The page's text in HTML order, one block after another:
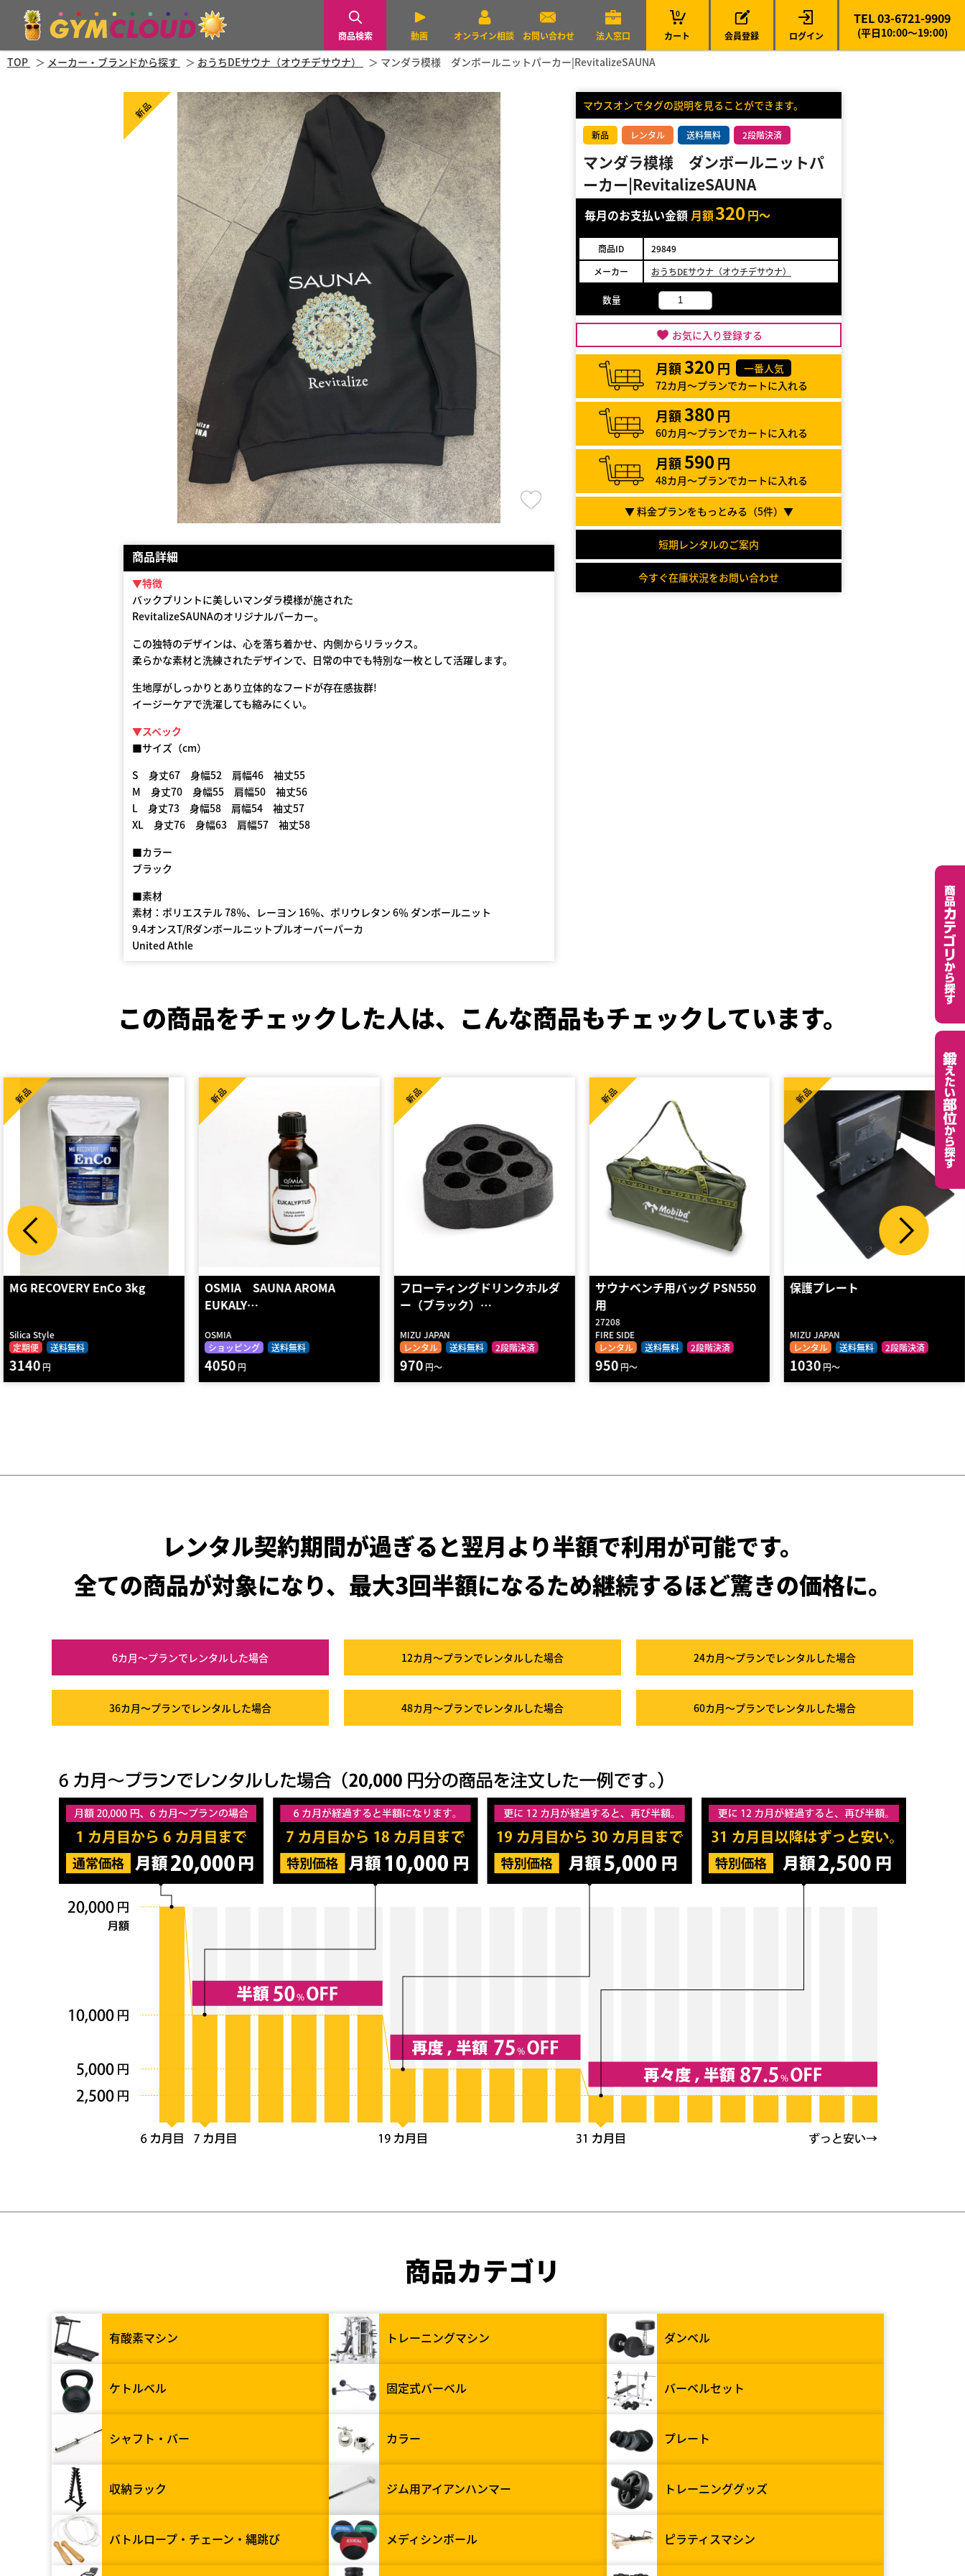
商品検索 動画 オンライン相談 お問い合わせ 法人窓口 カート
0
会員登録 ログイン
TEL 03-6721-9909
(平日10:00～19:00)
TOP メーカー・ブランドから探す おうちDEサウナ（オウチデサウナ） マンダラ模様 ダンボールニットパーカー|RevitalizeSAUNA
新品
商品詳細
▼特徴
バックプリントに美しいマンダラ模様が施された
RevitalizeSAUNAのオリジナルパーカー。
この独特のデザインは、心を落ち着かせ、内側からリラックス。
柔らかな素材と洗練されたデザインで、日常の中でも特別な一枚として活躍します。
生地厚がしっかりとあり立体的なフードが存在感抜群!
イージーケアで洗濯しても縮みにくい。
▼スペック
■サイズ（cm）
S 身丈67 身幅52 肩幅46 袖丈55
M 身丈70 身幅55 肩幅50 袖丈56
L 身丈73 身幅58 肩幅54 袖丈57
XL 身丈76 身幅63 肩幅57 袖丈58
■カラー
ブラック
■素材
素材：ポリエステル 78％、レーヨン 16％、ポリウレタン 6％ ダンボールニット
9.4オンスT/Rダンボールニットプルオーバーパーカ
United Athle
マウスオンでタグの説明を見ることができます。
新品 レンタル 送料無料 2段階決済
マンダラ模様 ダンボールニットパ
ーカー|RevitalizeSAUNA
毎月のお支払い金額 月額320 円～
商品ID
29849
メーカー
おうちDEサウナ（オウチデサウナ）
数量
お気に入り登録する
月額320 円
一番人気
72カ月～プランでカートに入れる
月額380 円
60カ月～プランでカートに入れる
月額590 円
48カ月～プランでカートに入れる
▼ 料金プランをもっとみる（5件）▼
短期レンタルのご案内
今すぐ在庫状況をお問い合わせ
この商品をチェックした人は、 こんな商品もチェックしています。
OSMIA SAUNA AROMA
OSMIA
ショッピング
送料無料
新品
4050円
フローティングドリンクホルダ
ー（ブラック）…
MIZU JAPAN
レンタル
送料無料 2段階決済
新品
970円～
サウナベンチ用バッグ PSN550
用
FIRE SIDE
レンタル
送料無料 2段階決済
新品
950 円～
保護プレート
MIZU JAPAN
レンタル
送料無料 2段階決済
新品
1030円～
OSMIA SAUNA AROMA
OSMIA
ショッピング
送料無料
新品
4050円
レンタル契約期間が過ぎると翌月より半額で利用が可能です。
全ての商品が対象になり、最大3回半額になるため継続するほど驚きの価格に。
6カ月～プランでレンタルした場合 12カ月～プランでレンタルした場合 24カ月～プランでレンタルした場合
36カ月～プランでレンタルした場合 48カ月～プランでレンタルした場合 60カ月～プランでレンタルした場合
商品カテゴリ
有酸素マシン トレーニングマシン ダンベル
ケトルベル 固定式バーベル バーベルセット
シャフト・バー カラー プレート
収納ラック ジム用アイアンハンマー トレーニンググッズ
バトルロープ・チェーン・縄跳び メディシンボール ピラティスマシン